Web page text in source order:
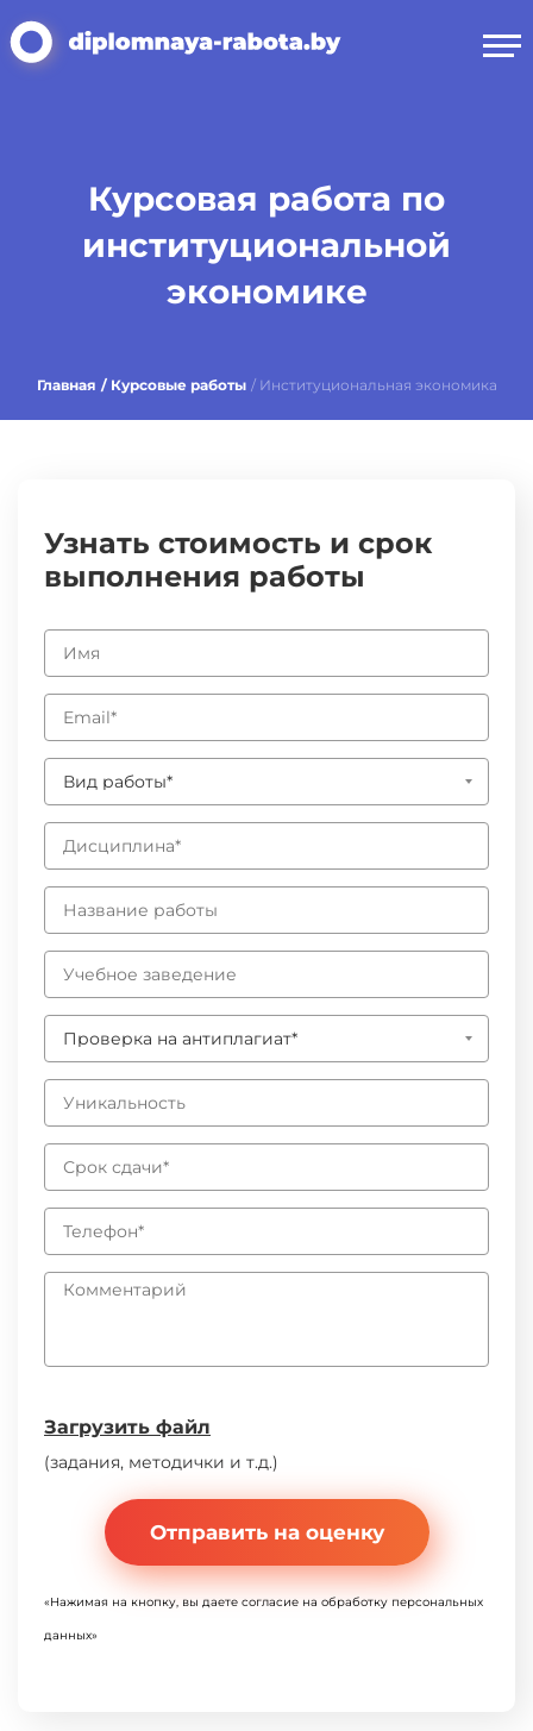
Курсовая работа по
институциональной
экономике
Главная / Курсовые работы / Институциональная экономика
Узнать стоимость и срок
выполнения работы
Загрузить файл
(задания, методички и т.д.)
Отправить на оценку
«Нажимая на кнопку, вы даете согласие на обработку персональных
данных»